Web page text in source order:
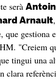
serà
Arnault
que gestiona
"Creiem
tingui una
clara